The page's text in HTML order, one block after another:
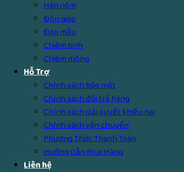
Hán nôm
Độn giáp
Đạo mẫu
Chiêm tinh
Chiêm mộng
Hỗ Trợ
Chính sách bảo mật
Chính sách đổi trả hàng
Chính sách giải quyết khiếu nại
Chính sách vận chuyển
Phương Thức Thanh Toán
Hướng Dẫn Mua Hàng
Liên hệ